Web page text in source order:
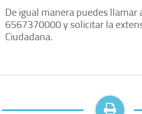
De igual manera puedes llamar
6567370000 y solicitar la
Ciudadana.